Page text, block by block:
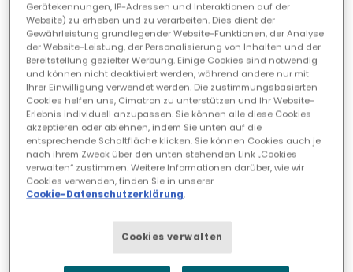
Präzision trotz anspruchsvoller
Materialien
Erfahren Sie mehr
Nahtloser Datenfluss und
Erfahren Sie mehr
Gerätekennungen, IP-Adressen und Interaktionen auf der
Website) zu erheben und zu verarbeiten. Dies dient der
Gewährleistung grundlegender Website-Funktionen, der Analyse
der Website-Leistung, der Personalisierung von Inhalten und der
Bereitstellung gezielter Werbung. Einige Cookies sind notwendig
und können nicht deaktiviert werden, während andere nur mit
Ihrer Einwilligung verwendet werden. Die zustimmungsbasierten
Cookies helfen uns, Cimatron zu unterstützen und Ihr Website-
Erlebnis individuell anzupassen. Sie können alle diese Cookies
akzeptieren oder ablehnen, indem Sie unten auf die
entsprechende Schaltfläche klicken. Sie können Cookies auch je
nach ihrem Zweck über den unten stehenden Link „Cookies
verwalten“ zustimmen. Weitere Informationen darüber, wie wir
Cookies verwenden, finden Sie in unserer
Cookie-Datenschutzerklärung.
Cookies verwalten